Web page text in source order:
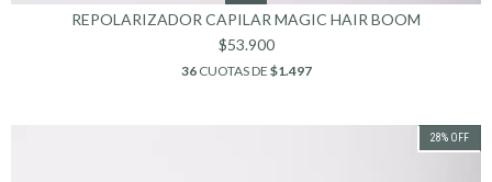
REPOLARIZADOR CAPILAR MAGIC HAIR BOOM
$53.900
36CUOTAS DE $1.497
28% OFF